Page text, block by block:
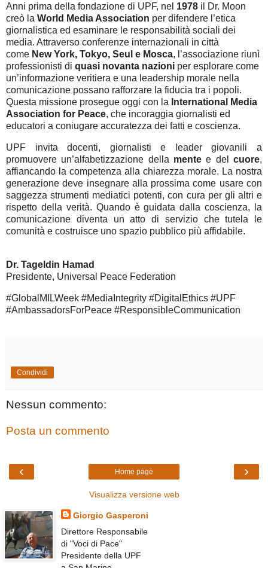
Anni prima della fondazione di UPF, nel 1978 il Dr. Moon
creò la World Media Association per difendere l’etica
giornalistica ed esaminare le responsabilità sociali dei
media. Attraverso conferenze internazionali in città
come New York, Tokyo, Seul e Mosca, l’associazione riunì
professionisti di quasi novanta nazioni per esplorare come
un’informazione veritiera e una leadership morale nella
comunicazione possano rafforzare la fiducia tra i popoli.
Questa missione prosegue oggi con la International Media
Association for Peace, che incoraggia giornalisti ed
educatori a coniugare accuratezza dei fatti e coscienza.
UPF invita docenti, giornalisti e leader giovanili a
promuovere un’alfabetizzazione della mente e del cuore,
affiancando la competenza alla chiarezza morale. La nostra
generazione deve insegnare alla prossima come usare con
saggezza strumenti mediatici potenti, con cura per gli altri e
rispetto della verità. Quando è guidata dalla coscienza, la
comunicazione diventa un atto di servizio che tutela le
comunità e costruisce uno spazio pubblico più affidabile.
Dr. Tageldin Hamad
Presidente, Universal Peace Federation
#GlobalMILWeek #MediaIntegrity #DigitalEthics #UPF
#AmbassadorsForPeace #ResponsibleCommunication
Condividi
Nessun commento:
Posta un commento
‹ ›
Home page
Visualizza versione web
Giorgio Gasperoni
Direttore Responsabile
di "Voci di Pace"
Presidente della UPF